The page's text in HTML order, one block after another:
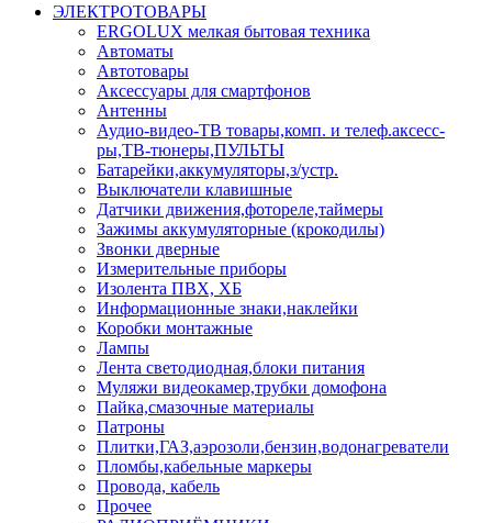
ЭЛЕКТРОТОВАРЫ
ERGOLUX мелкая бытовая техника
Автоматы
Автотовары
Аксессуары для смартфонов
Антенны
Аудио-видео-ТВ товары,комп. и телеф.аксесс-
ры,ТВ-тюнеры,ПУЛЬТЫ
Батарейки,аккумуляторы,з/устр.
Выключатели клавишные
Датчики движения,фотореле,таймеры
Зажимы аккумуляторные (крокодилы)
Звонки дверные
Измерительные приборы
Изолента ПВХ, ХБ
Информационные знаки,наклейки
Коробки монтажные
Лампы
Лента светодиодная,блоки питания
Муляжи видеокамер,трубки домофона
Пайка,смазочные материалы
Патроны
Плитки,ГАЗ,аэрозоли,бензин,водонагреватели
Пломбы,кабельные маркеры
Провода, кабель
Прочее